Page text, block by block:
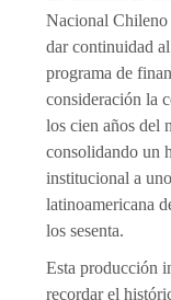
Nacional Chileno
dar continuidad al
programa de
consideración la
los cien años del
consolidando un
institucional a
latinoamericana
los sesenta.
Esta producción
recordar el